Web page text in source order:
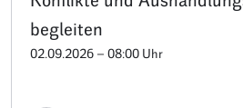
begleiten
02.09.2026 – 08:00 Uhr